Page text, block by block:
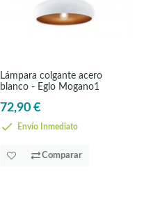
Lámpara colgante acero
blanco - Eglo Mogano1
72,90 €
Envío Inmediato
Comparar